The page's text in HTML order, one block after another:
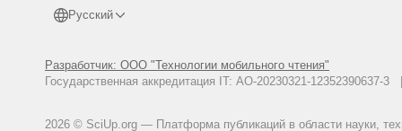
Русский
Разработчик: ООО "Технологии мобильного чтения"
Государственная аккредитация IT: АО-20230321-
2026 © SciUp.org — Платформа публикаций в области науки,